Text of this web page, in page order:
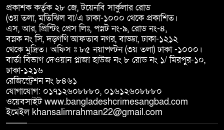
প্রকাশক কর্তৃক ২৮ জে, টয়েনবি সার্কুলার রোড
(৩য় তলা, মতিঝিল বা/এ ঢাকা-১০০০ থেকে প্রকাশিত।
এস, আর, প্রিন্টিং প্রেস লিঃ, পস্নট নং-৯, রোড নং-৪,
বস্নক নং সি, দড়্গণি আফতাব নগর, বাড্ডা, ঢাকা-১২১২
থেকে মুদ্রিত। অফিস ঃ ৮৫ নয়াপল্টন (৩য় তলা) ঢাকা -১০০০।
বার্তা বিভাগ দেওয়ান প্লাজা হাউজ নং ৮ রোড নং ১/ মিরপুর-১০,
ঢাকা-১২১৬
রেজিস্ট্রেশন নং ৮৪৬১
যোগাযোগ: ০১৭১২৬০৮৮৮০, ০১৬১২৬০৮৮৮০
ওয়েবসাইট www.bangladeshcrimesangbad.com
ইমেইল khansalimrahman22@gmail.com